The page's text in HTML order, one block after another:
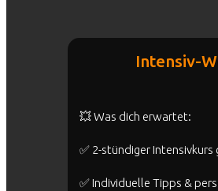
Intensiv-
💥 Was dich erwartet:
✅ 2-stündiger
✅ Individuelle Tipps &